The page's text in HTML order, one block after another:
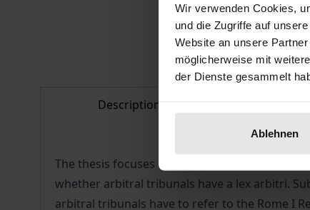
Wir verwenden Cookies,
und die Zugriffe auf
Website an unsere
möglicherweise mit
der Dienste gesammelt
Ablehnen
Description
The thesis focuses on the difficulties of
whether arbitral tribunals have a lex arbitri.
arbitral tribunals have to refer to the Rome I